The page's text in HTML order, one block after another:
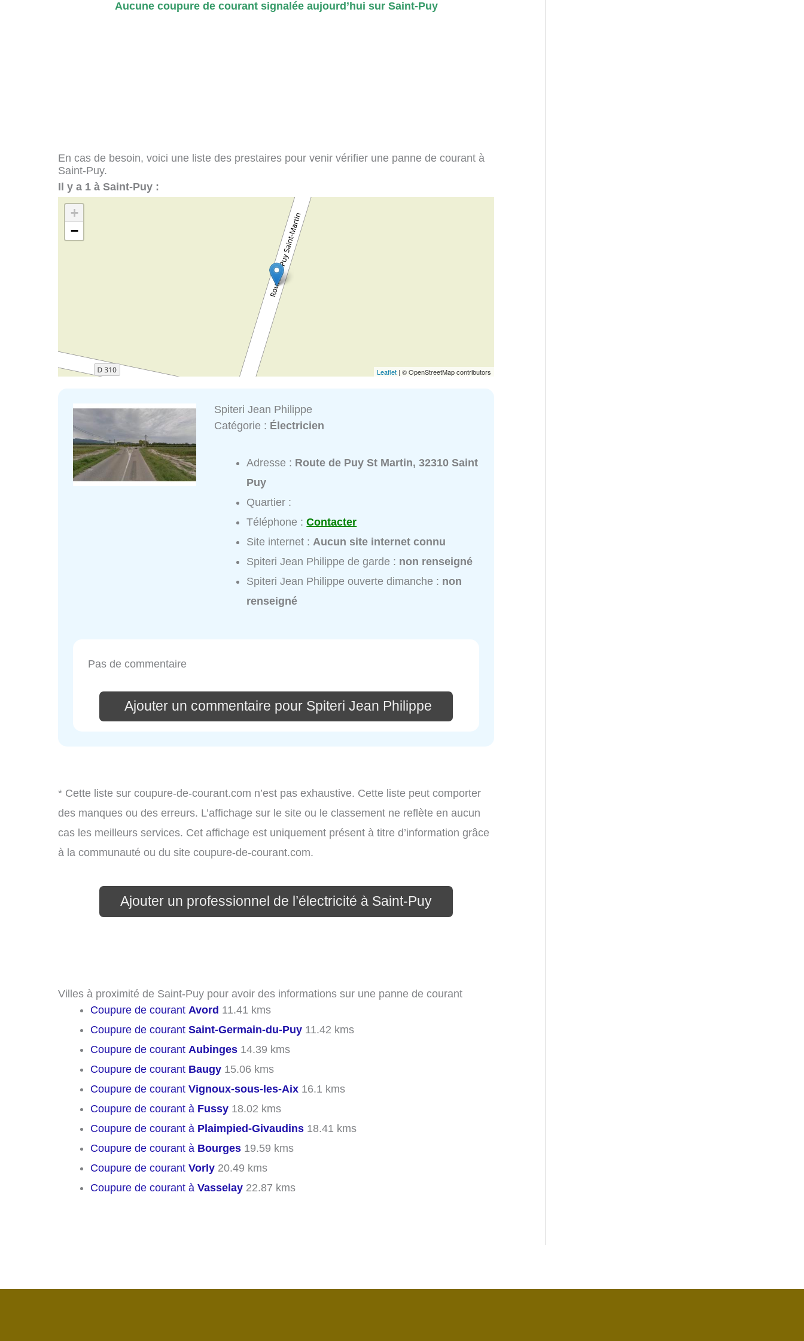
Aucune coupure de courant signalée aujourd’hui sur Saint-Puy
En cas de besoin, voici une liste des prestaires pour venir vérifier une panne de courant à
Saint-Puy.
Il y a 1 à Saint-Puy :
+
−
Leaflet | © OpenStreetMap contributors
Spiteri Jean Philippe
Catégorie : Électricien
Adresse : Route de Puy St Martin, 32310 Saint
Puy
Quartier :
Téléphone :Contacter
Site internet : Aucun site internet connu
Spiteri Jean Philippe de garde : non renseigné
Spiteri Jean Philippe ouverte dimanche : non
renseigné
Pas de commentaire
Ajouter un commentaire pour Spiteri Jean Philippe
* Cette liste sur coupure-de-courant.com n’est pas exhaustive. Cette liste peut comporter
des manques ou des erreurs. L’affichage sur le site ou le classement ne reflète en aucun
cas les meilleurs services. Cet affichage est uniquement présent à titre d’information grâce
à la communauté ou du site coupure-de-courant.com.
Ajouter un professionnel de l’électricité à Saint-Puy
Villes à proximité de Saint-Puy pour avoir des informations sur une panne de courant
Coupure de courant Avord 11.41 kms
Coupure de courant Saint-Germain-du-Puy 11.42 kms
Coupure de courant Aubinges 14.39 kms
Coupure de courant Baugy 15.06 kms
Coupure de courant Vignoux-sous-les-Aix 16.1 kms
Coupure de courant à Fussy 18.02 kms
Coupure de courant à Plaimpied-Givaudins 18.41 kms
Coupure de courant à Bourges 19.59 kms
Coupure de courant Vorly 20.49 kms
Coupure de courant à Vasselay 22.87 kms